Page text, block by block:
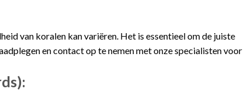
van koralen kan variëren. Het is essentieel om de juiste
en contact op te nemen met onze specialisten voor